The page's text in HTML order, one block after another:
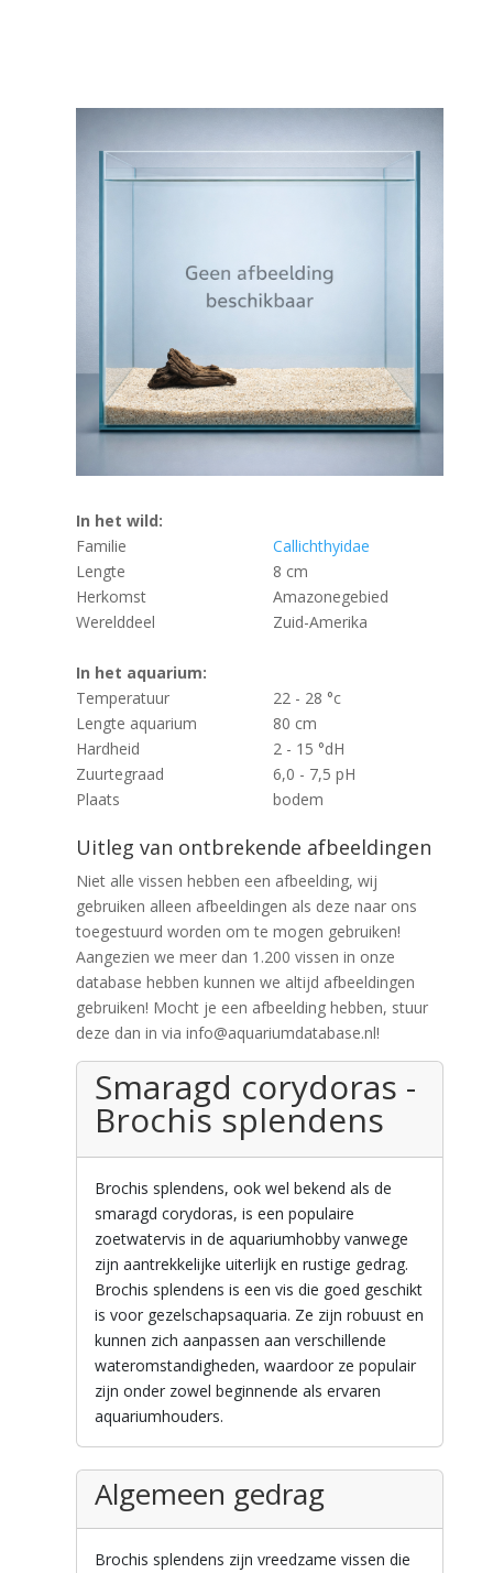
In het wild:
Familie
Callichthyidae
Lengte
8 cm
Herkomst
Amazonegebied
Werelddeel
Zuid-Amerika
In het aquarium:
Temperatuur
22 - 28 °c
Lengte aquarium
80 cm
Hardheid
2 - 15 °dH
Zuurtegraad
6,0 - 7,5 pH
Plaats
bodem
Uitleg van ontbrekende afbeeldingen
Niet alle vissen hebben een afbeelding, wij
gebruiken alleen afbeeldingen als deze naar ons
toegestuurd worden om te mogen gebruiken!
Aangezien we meer dan 1.200 vissen in onze
database hebben kunnen we altijd afbeeldingen
gebruiken! Mocht je een afbeelding hebben, stuur
deze dan in via info@aquariumdatabase.nl!
Smaragd corydoras -
Brochis splendens
Brochis splendens, ook wel bekend als de
smaragd corydoras, is een populaire
zoetwatervis in de aquariumhobby vanwege
zijn aantrekkelijke uiterlijk en rustige gedrag.
Brochis splendens is een vis die goed geschikt
is voor gezelschapsaquaria. Ze zijn robuust en
kunnen zich aanpassen aan verschillende
wateromstandigheden, waardoor ze populair
zijn onder zowel beginnende als ervaren
aquariumhouders.
Algemeen gedrag
Brochis splendens zijn vreedzame vissen die